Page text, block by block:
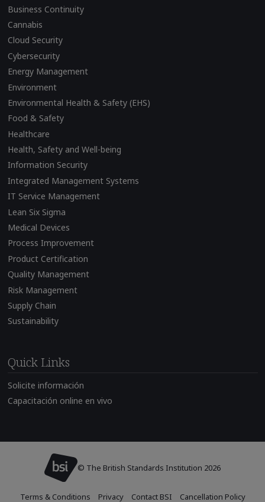
Business Continuity
Cannabis
Cloud Security
Cybersecurity
Energy Management
Environment
Environmental Health & Safety (EHS)
Food & Safety
Healthcare
Health, Safety and Well-being
Information Security
Integrated Management Systems
IT Service Management
Lean Six Sigma
Medical Devices
Process Improvement
Product Certification
Quality Management
Risk Management
Supply Chain
Sustainability
Quick Links
Solicite información
Capacitación online en vivo
© The British Standards Institution 2026
Terms & Conditions Privacy Contact BSI Cancellation Policy